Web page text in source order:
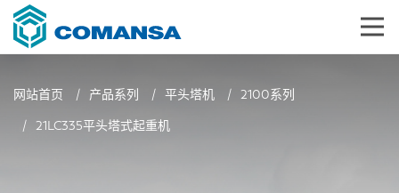
网站首页 产品系列 平头塔机 2100系列
21LC335平头塔式起重机